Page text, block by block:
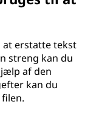
at erstatte tekst
streng kan du
af den
kan du